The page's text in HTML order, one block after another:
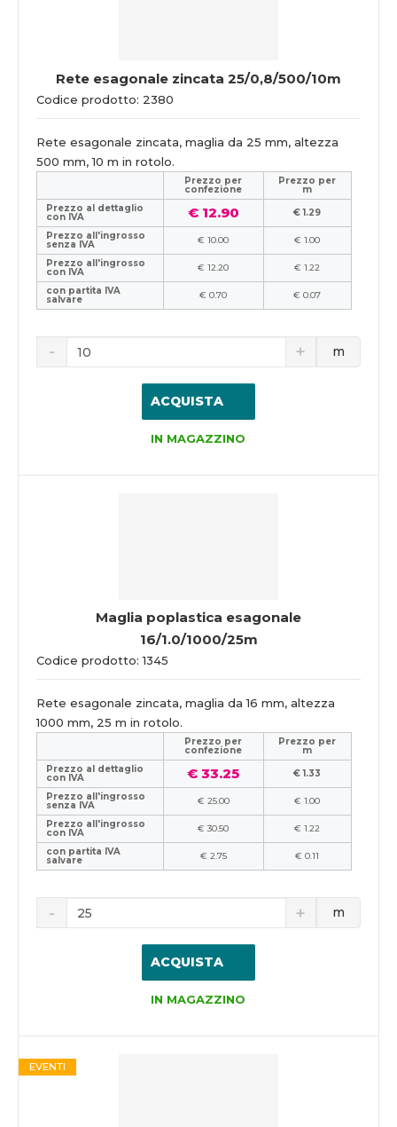
Rete esagonale zincata 25/0,8/500/10m
Codice prodotto: 2380
Rete esagonale zincata, maglia da 25 mm, altezza
500 mm, 10 m in rotolo.
Prezzo per
confezione
Prezzo per
m
Prezzo al dettaglio
con IVA € 12.90
€ 1.29
Prezzo all'ingrosso
senza IVA € 10.00
€ 1.00
Prezzo all'ingrosso
con IVA € 12.20
€ 1.22
con partita IVA
salvare € 0.70 € 0.07
m
ACQUISTA
IN MAGAZZINO
Maglia poplastica esagonale
16/1.0/1000/25m
Codice prodotto: 1345
Rete esagonale zincata, maglia da 16 mm, altezza
1000 mm, 25 m in rotolo.
Prezzo per
confezione
Prezzo per
m
Prezzo al dettaglio
con IVA € 33.25
€ 1.33
Prezzo all'ingrosso
senza IVA € 25.00
€ 1.00
Prezzo all'ingrosso
con IVA € 30.50
€ 1.22
con partita IVA
salvare € 2.75 € 0.11
m
ACQUISTA
IN MAGAZZINO
EVENTI